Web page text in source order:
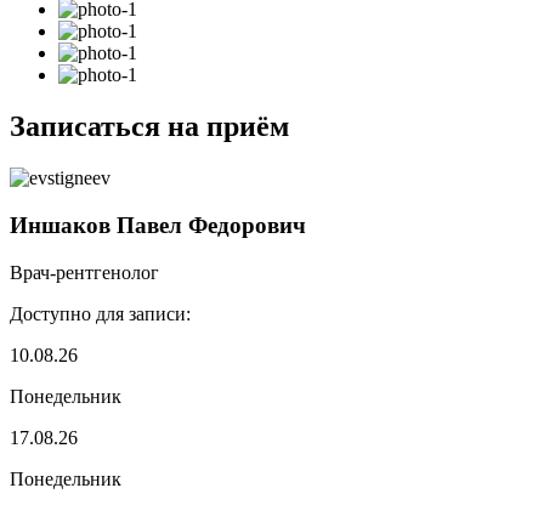
Записаться на приём
Иншаков Павел Федорович
Врач-рентгенолог
Доступно для записи:
10.08.26
Понедельник
17.08.26
Понедельник